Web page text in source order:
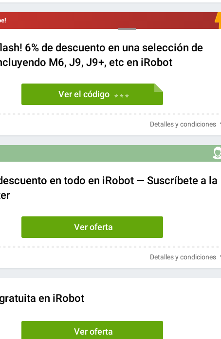
6% de descuento en una selección de
M6, J9, J9+, etc en iRobot
Ver el código * * *
Detalles y condiciones
en todo en iRobot — Suscríbete a la
Ver oferta
Detalles y condiciones
en iRobot
Ver oferta